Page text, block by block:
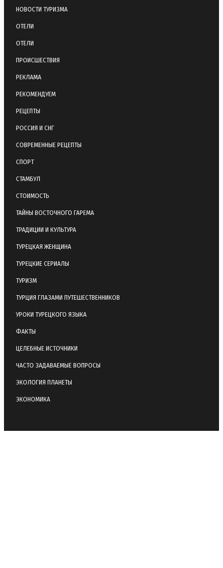
НОВОСТИ ТУРИЗМА
ОТЕЛИ
ОТЕЛИ
ПРОИСШЕСТВИЯ
РЕКЛАМА
РЕКОМЕНДУЕМ
РЕЦЕПТЫ
РОССИЯ И СНГ
СОВРЕМЕННЫЕ РЕЦЕПТЫ
СПОРТ
СТАМБУЛ
СТОИМОСТЬ
ТАЙНЫ ВОСТОЧНОГО ГАРЕМА
ТРАДИЦИИ И КУЛЬТУРА
ТУРЕЦКАЯ ЖЕНЩИНА
ТУРЕЦКИЕ СЕРИАЛЫ
ТУРИЗМ
ТУРЦИЯ ГЛАЗАМИ ПУТЕШЕСТВЕННИКОВ
УРОКИ ТУРЕЦКОГО ЯЗЫКА
ФАКТЫ
ЦЕЛЕБНЫЕ ИСТОЧНИКИ
ЧАСТО ЗАДАВАЕМЫЕ ВОПРОСЫ
ЭКОЛОГИЯ ПЛАНЕТЫ
ЭКОНОМИКА